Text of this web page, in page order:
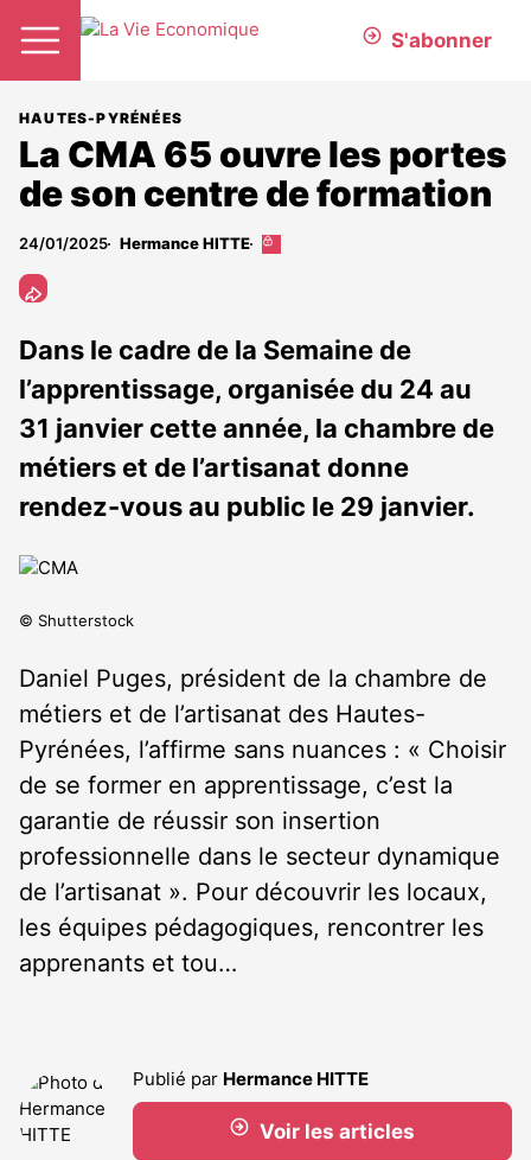
S'abonner
HAUTES-PYRÉNÉES
La CMA 65 ouvre les portes
de son centre de formation
24/01/2025 Hermance HITTE
Cet
aux
abonnés
Dans le cadre de la Semaine de
l’apprentissage, organisée du 24 au
31 janvier cette année, la chambre de
métiers et de l’artisanat donne
rendez-vous au public le 29 janvier.
© Shutterstock
Daniel Puges, président de la chambre de
métiers et de l’artisanat des Hautes-
Pyrénées, l’affirme sans nuances : « Choisir
de se former en apprentissage, c’est la
garantie de réussir son insertion
professionnelle dans le secteur dynamique
de l’artisanat ». Pour découvrir les locaux,
les équipes pédagogiques, rencontrer les
apprenants et tou…
Publié par Hermance HITTE
Voir les articles